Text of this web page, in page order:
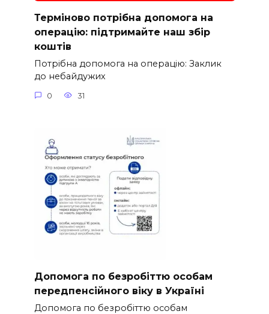
Терміново потрібна допомога на
операцію: підтримайте наш збір
коштів
Потрібна допомога на операцію: Заклик
до небайдужих
0 31
Допомога по безробіттю особам
передпенсійного віку в Україні
Допомога по безробіттю особам